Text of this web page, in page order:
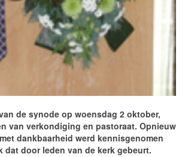
de synode op woensdag 2 oktober,
van verkondiging en pastoraat. Opnieuw
dankbaarheid werd kennisgenomen
dat door leden van de kerk gebeurt.